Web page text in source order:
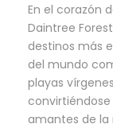
En el corazón
Daintree
destinos más
del mundo
playas
amantes de la